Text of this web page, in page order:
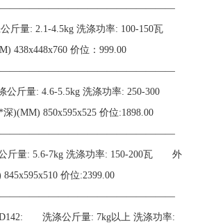
斤量: 2.1-4.5kg 洗涤功率: 100-150瓦
438x448x760 价位：999.00
斤量: 4.6-5.5kg 洗涤功率: 250-300
850x595x525 价位:1898.00
量: 5.6-7kg 洗涤功率: 150-200瓦 外
价位:2399.00
洗涤公斤量: 7kg以上 洗涤功率: